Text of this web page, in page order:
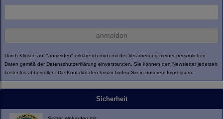
anmelden
Durch Klicken auf "anmelden" erkläre ich mich mit der Verarbeitung meiner persönlichen
Daten gemäß der Datenschutzerklärung einverstanden. Sie können den Newsletter jederzeit
kostenlos abbestellen. Die Kontaktdaten hierzu finden Sie in unserem Impressum.
Sicherheit